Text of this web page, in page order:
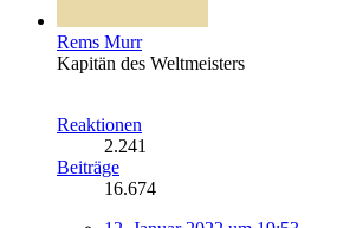
Rems Murr
Kapitän des Weltmeisters
Reaktionen
2.241
Beiträge
16.674